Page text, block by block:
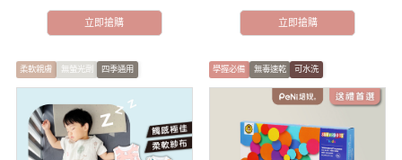
立即搶購 立即搶購
柔軟親膚 無螢光劑 四季通用 學握必備 無毒速乾 可水洗